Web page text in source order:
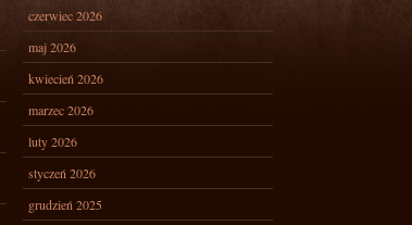
czerwiec 2026
maj 2026
kwiecień 2026
marzec 2026
luty 2026
styczeń 2026
grudzień 2025